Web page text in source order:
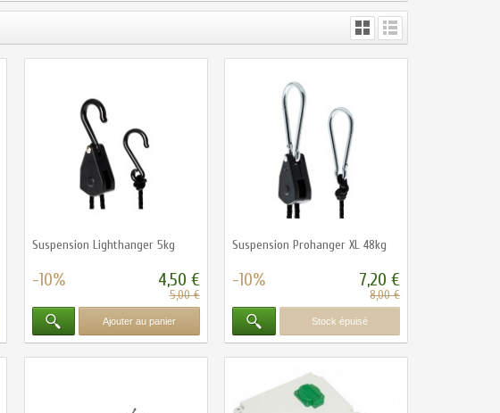
Suspension Lighthanger 5kg
-10% 4,50 €
5,00 €
Ajouter au panier
Suspension Prohanger XL 48kg
-10% 7,20 €
8,00 €
Stock épuisé